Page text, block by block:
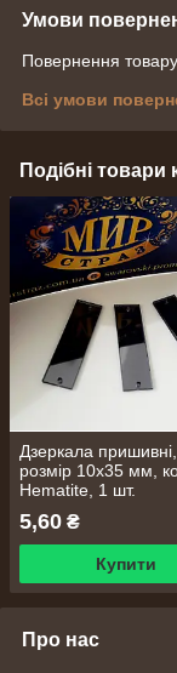
Умови
Повернення
Всі умови
Подібні товари
Дзеркала пришивні,
розмір 10х35 мм,
Hematite, 1 шт.
5,60 ₴
Купити
Про нас